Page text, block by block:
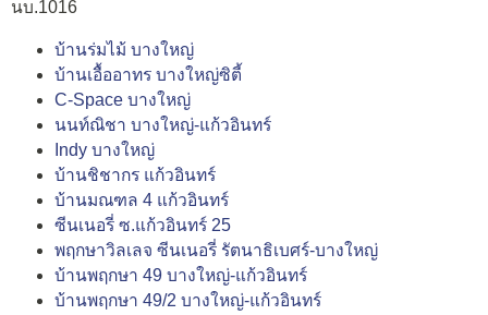
นบ.1016
บ้านร่มไม้ บางใหญ่
บ้านเอื้ออาทร บางใหญ่ซิตี้
C-Space บางใหญ่
นนท์ณิชา บางใหญ่-แก้วอินทร์
Indy บางใหญ่
บ้านชิชากร แก้วอินทร์
บ้านมณฑล 4 แก้วอินทร์
ซีนเนอรี่ ซ.แก้วอินทร์ 25
พฤกษาวิลเลจ ซีนเนอรี่ รัตนาธิเบศร์-บางใหญ่
บ้านพฤกษา 49 บางใหญ่-แก้วอินทร์
บ้านพฤกษา 49/2 บางใหญ่-แก้วอินทร์